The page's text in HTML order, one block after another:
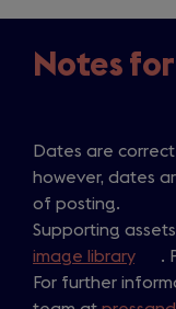
Notes
Dates are
however, dates
of posting.
Supporting
image library(
o
.
For further